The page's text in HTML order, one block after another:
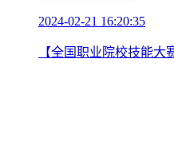
2024-02-21 16:20:35
【全国职业院校技能大